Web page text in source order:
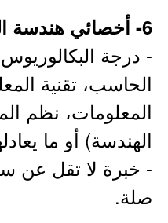
6- أخصائي هندسة البيانات:
- درجة
الحاسب، تقنية
المعلومات، نظم
الهندسة) أو ما
- خبرة لا تقل عن
صلة.